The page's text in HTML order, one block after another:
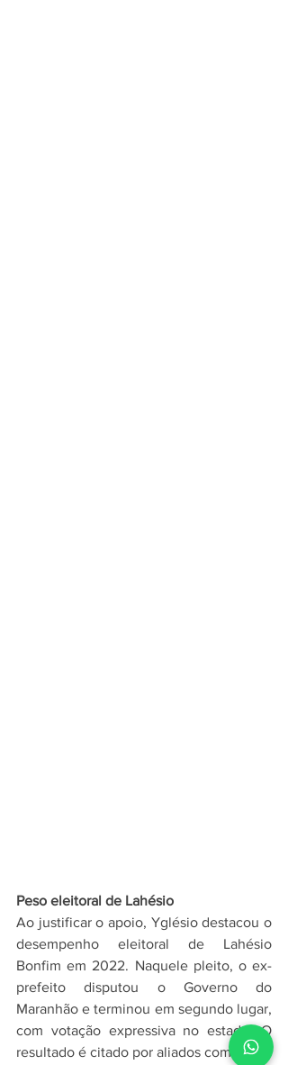
Peso eleitoral de Lahésio
Ao justificar o apoio, Yglésio destacou o
desempenho eleitoral de Lahésio
Bonfim em 2022. Naquele pleito, o ex-
prefeito disputou o Governo do
Maranhão e terminou em segundo lugar,
com votação expressiva no estado. O
resultado é citado por aliados como sinal